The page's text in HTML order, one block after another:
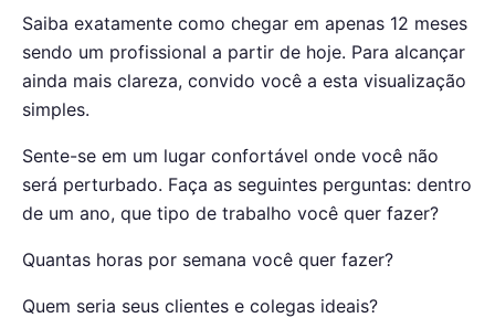
Saiba exatamente como chegar em apenas 12 meses
sendo um profissional a partir de hoje. Para alcançar
ainda mais clareza, convido você a esta visualização
simples.
Sente-se em um lugar confortável onde você não
será perturbado. Faça as seguintes perguntas: dentro
de um ano, que tipo de trabalho você quer fazer?
Quantas horas por semana você quer fazer?
Quem seria seus clientes e colegas ideais?